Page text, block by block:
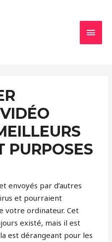
PURPOSES
envoyés par d’autres
et pourraient
votre ordinateur. Cet
existé, mais il est
est dérangeant pour les